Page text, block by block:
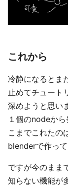
これから
冷静になるとま
止めてチュート
深めようと思い
１個のnodeか
こまでこれたの
blenderで作って
ですが今のまま
知らない機能が